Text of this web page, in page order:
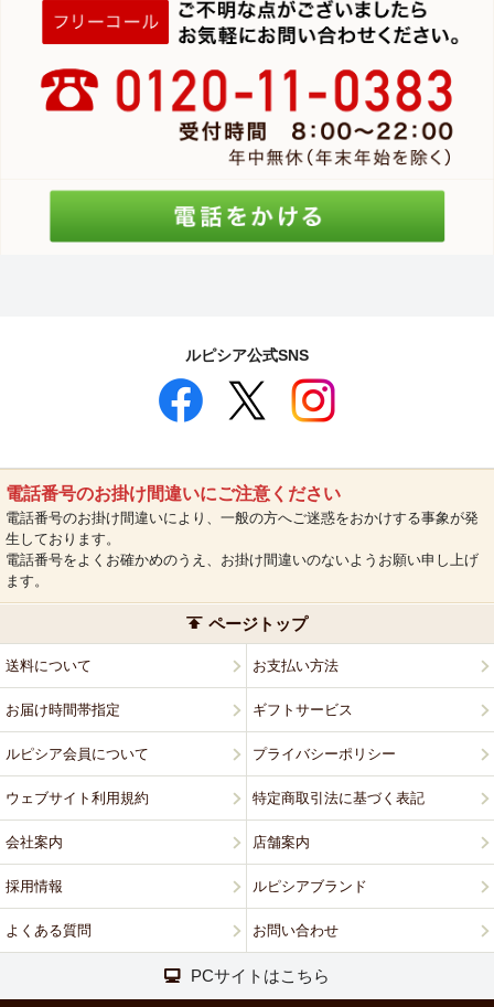
ルピシア公式SNS
電話番号のお掛け間違いにご注意ください
電話番号のお掛け間違いにより、一般の方へご迷惑をおかけする事象が発
生しております。
電話番号をよくお確かめのうえ、お掛け間違いのないようお願い申し上げ
ます。
ページトップ
送料について お支払い方法
お届け時間帯指定 ギフトサービス
ルピシア会員について プライバシーポリシー
ウェブサイト利用規約 特定商取引法に基づく表記
会社案内 店舗案内
採用情報 ルピシアブランド
よくある質問 お問い合わせ
PCサイトはこちら